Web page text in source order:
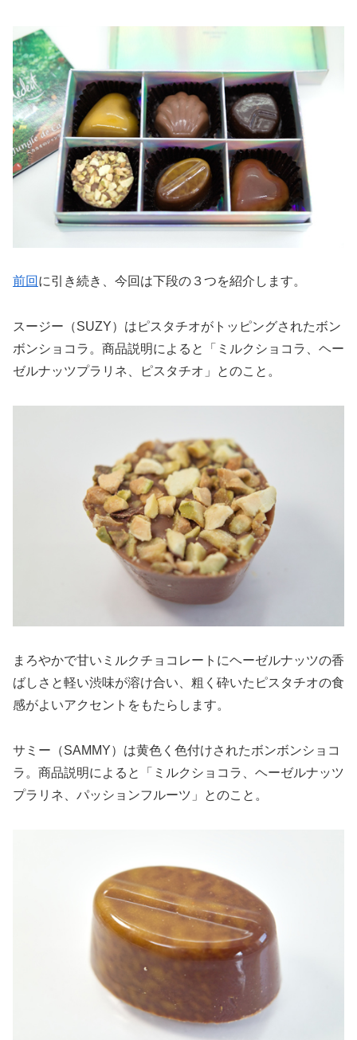
前回 に引き続き、今回は下段の３つを紹介します。
スージー（SUZY）はピスタチオがトッピングされたボン
ボンショコラ。商品説明によると「ミルクショコラ、ヘー
ゼルナッツプラリネ、ピスタチオ」とのこと。
まろやかで甘いミルクチョコレートにヘーゼルナッツの香
ばしさと軽い渋味が溶け合い、粗く砕いたピスタチオの食
感がよいアクセントをもたらします。
サミー（SAMMY）は黄色く色付けされたボンボンショコ
ラ。商品説明によると「ミルクショコラ、ヘーゼルナッツ
プラリネ、パッションフルーツ」とのこと。